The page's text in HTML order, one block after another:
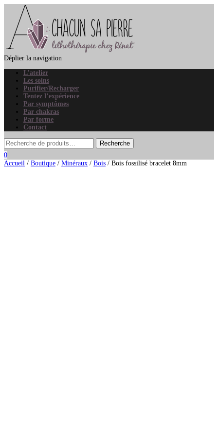
Déplier la navigation
L’atelier
Les soins
Purifier/Recharger
Tentez l’expérience
Par symptômes
Par chakras
Par forme
Contact
0
Accueil / Boutique / Minéraux / Bois / Bois fossilisé bracelet 8mm